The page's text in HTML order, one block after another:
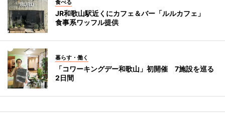
食べる
JR和歌山駅近くにカフェ＆バー「ルルカフェ」
食事系ワッフル提供
暮らす・働く
「コワーキングデー和歌山」初開催 7施設を巡る
2日間